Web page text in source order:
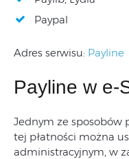
Paypal
Adres serwisu: Payline
Payline w e-
Jednym ze sposobów
tej płatności można
administracyjnym, w